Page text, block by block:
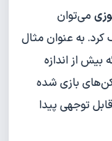
می‌توان
کرد. به عنوان مثال
بیش از اندازه
بازی شده
توجهی پیدا